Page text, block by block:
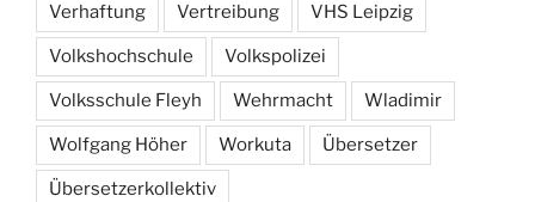
Verhaftung Vertreibung VHS Leipzig
Volkshochschule Volkspolizei
Volksschule Fleyh Wehrmacht Wladimir
Wolfgang Höher Workuta Übersetzer
Übersetzerkollektiv